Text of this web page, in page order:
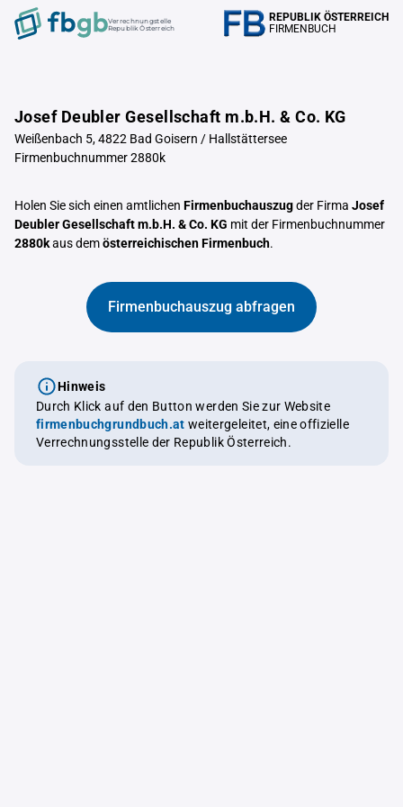
Verrechnungstelle
Republik Österreich
REPUBLIK ÖSTERREICH
FIRMENBUCH
Josef Deubler Gesellschaft m.b.H. & Co. KG
Weißenbach 5, 4822 Bad Goisern / Hallstättersee
Firmenbuchnummer 2880k
Holen Sie sich einen amtlichen Firmenbuchauszugder Firma Josef
Deubler Gesellschaft m.b.H. & Co. KG mit der Firmenbuchnummer
2880kaus demösterreichischen Firmenbuch.
Firmenbuchauszug abfragen
Hinweis
Durch Klick auf den Button werden Sie zur Website
firmenbuchgrundbuch.at weitergeleitet, eine offizielle
Verrechnungsstelle der Republik Österreich.